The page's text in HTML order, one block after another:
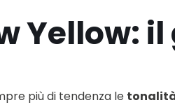
Yellow:
più di tendenza le